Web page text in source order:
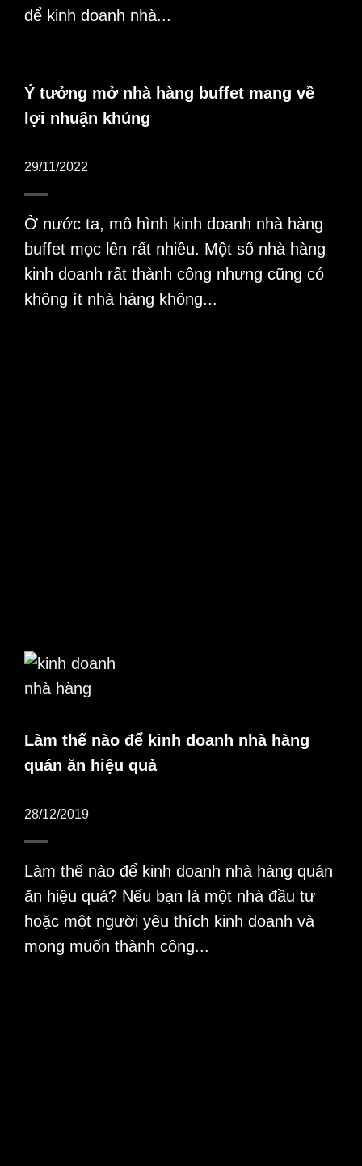
để kinh doanh nhà...
Ý tưởng mở nhà hàng buffet mang về
lợi nhuận khủng
29/11/2022
Ở nước ta, mô hình kinh doanh nhà hàng
buffet mọc lên rất nhiều. Một số nhà hàng
kinh doanh rất thành công nhưng cũng có
không ít nhà hàng không...
Làm thế nào để kinh doanh nhà hàng
quán ăn hiệu quả
28/12/2019
Làm thế nào để kinh doanh nhà hàng quán
ăn hiệu quả? Nếu bạn là một nhà đầu tư
hoặc một người yêu thích kinh doanh và
mong muốn thành công...